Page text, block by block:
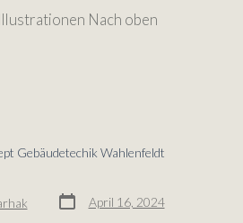
Nach oben
Gebäudetechik Wahlenfeldt
April 16, 2024